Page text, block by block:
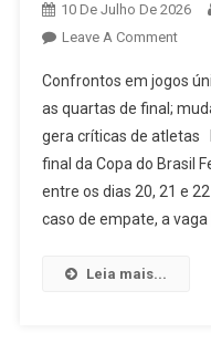
10 De Julho De 2026
Leave A CommentOn
Da
Copa
Do
Brasil
Têm
Confrontos em jogos
as quartas de final;
gera críticas de atletas
final da Copa do Brasil
entre os dias 20, 21 e
caso de empate, a vaga
Leia mais...